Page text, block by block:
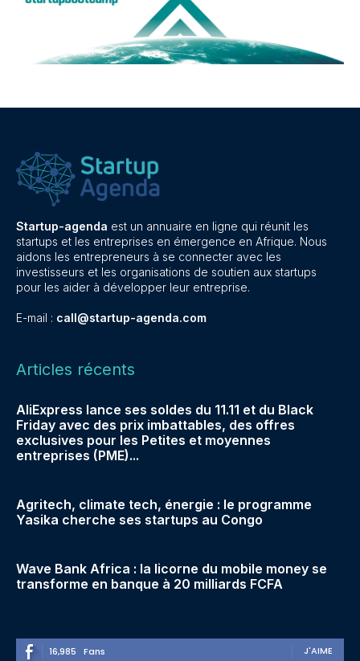
Startup-agenda est un annuaire en ligne qui réunit les
startups et les entreprises en émergence en Afrique. Nous
aidons les entrepreneurs à se connecter avec les
investisseurs et les organisations de soutien aux startups
pour les aider à développer leur entreprise.
E-mail : call@startup-agenda.com
Articles récents
AliExpress lance ses soldes du 11.11 et du Black
Friday avec des prix imbattables, des offres
exclusives pour les Petites et moyennes
entreprises (PME)...
Agritech, climate tech, énergie : le programme
Yasika cherche ses startups au Congo
Wave Bank Africa : la licorne du mobile money se
transforme en banque à 20 milliards FCFA
16,985 Fans J'AIME